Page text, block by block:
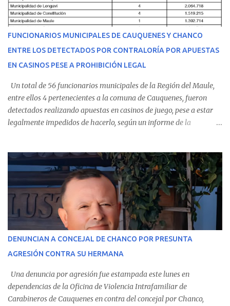
estudiante de medicina de 25 años, se agravó y pese a los esfuerzos
del personal de emergencia terminó falleciendo, sin alcanzar a
recibir atención especializada en el centro de destino. Apenas se
conoció la gravedad de su condición, sus padres —residentes en
Villarrica— se trasladaron a Cauquenes con la esperanza de una
evolución favorable. No obstante, alrededo...
FUNCIONARIOS MUNICIPALES DE CAUQUENES Y CHANCO
ENTRE LOS DETECTADOS POR CONTRALORÍA POR APUESTAS
EN CASINOS PESE A PROHIBICIÓN LEGAL
Un total de 56 funcionarios municipales de la Región del Maule,
entre ellos 4 pertenecientes a la comuna de Cauquenes, fueron
detectados realizando apuestas en casinos de juego, pese a estar
legalmente impedidos de hacerlo, según un informe de la
estableció que estos funcionarios —quienes administran o
custodian fondos públicos— efectuaron transacciones por un
monto total de $116.075.918 entre enero de 2024 y junio de 2025.
En el detalle regional, se indica que en la comuna de Cauquenes se
identificó a cuatro funcionarios involucrados en este tipo de
operaciones. Asimismo, se precisa que uno de los casos
corresponde a un funcionario de la Municipalidad de Chanco,
detectaron incumplimientos a la normativa vigente. El informe
precisa que la mayor cantidad de dinero apostado se registró en
Talca, donde...
DENUNCIAN A CONCEJAL DE CHANCO POR PRESUNTA
AGRESIÓN CONTRA SU HERMANA
Una denuncia por agresión fue estampada este lunes en
dependencias de la Oficina de Violencia Intrafamiliar de
Carabineros de Cauquenes en contra del concejal por Chanco,